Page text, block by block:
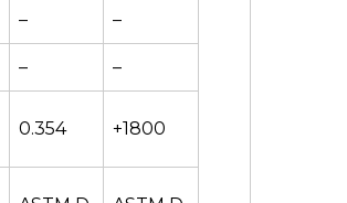
– –
– –
0.354 +1800